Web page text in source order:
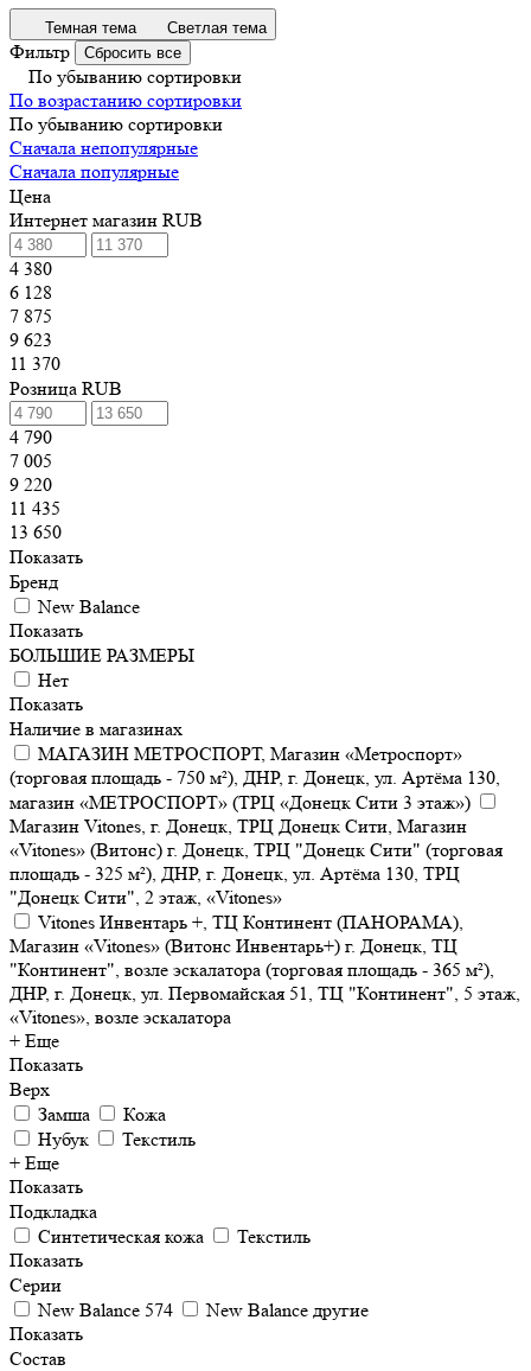
Темная тема Светлая тема
Фильтр Сбросить все
По убыванию сортировки
По возрастанию сортировки
По убыванию сортировки
Сначала непопулярные
Сначала популярные
Цена
Интернет магазин RUB
4 380
6 128
7 875
9 623
11 370
Розница RUB
4 790
7 005
9 220
11 435
13 650
Показать
Бренд
New Balance
Показать
БОЛЬШИЕ РАЗМЕРЫ
Нет
Показать
Наличие в магазинах
МАГАЗИН МЕТРОСПОРТ, Магазин «Метроспорт»
(торговая площадь - 750 м²), ДНР, г. Донецк, ул. Артёма 130,
магазин «МЕТРОСПОРТ» (ТРЦ «Донецк Сити 3 этаж»)
Магазин Vitones, г. Донецк, ТРЦ Донецк Сити, Магазин
«Vitones» (Витонс) г. Донецк, ТРЦ "Донецк Сити" (торговая
площадь - 325 м²), ДНР, г. Донецк, ул. Артёма 130, ТРЦ
"Донецк Сити", 2 этаж, «Vitones»
Vitones Инвентарь +, ТЦ Континент (ПАНОРАМА),
Магазин «Vitones» (Витонс Инвентарь+) г. Донецк, ТЦ
"Континент", возле эскалатора (торговая площадь - 365 м²),
ДНР, г. Донецк, ул. Первомайская 51, ТЦ "Континент", 5 этаж,
«Vitones», возле эскалатора
+ Еще
Показать
Верх
Замша
Кожа
Нубук
Текстиль
+ Еще
Показать
Подкладка
Синтетическая кожа
Текстиль
Показать
Серии
New Balance 574
New Balance другие
Показать
Состав